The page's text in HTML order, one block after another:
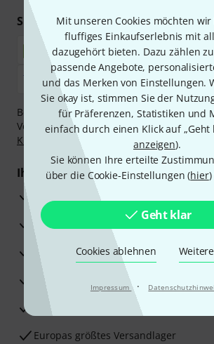
Mit unseren Cookies möchten
fluffiges Einkaufserlebnis mit
dazugehört bieten. Dazu zählen
passende Angebote,
und das Merken von Einstellungen.
Sie okay ist, stimmen Sie der
für Präferenzen, Statistiken und
einfach durch einen Klick auf „Geht
anzeigen).
Sie können Ihre erteilte
über die Cookie-Einstellungen (hier
Geht klar
Cookies ablehnen
Impressum ·
Sicher einkaufen & bezahlen
Bezahlen Sie vertraulich und sicher per
Vorkasse, PayPal, Amazon Pay,Klarna
Klarna Ratenzahlung
oder Kreditkarte.
Ihre Vorteile
3 Jahre Thomann Garantie
30 Tage Money-Back-Garantie
Reparaturservice
Beratung durch Fachexperten
Zufriedenheitsgarantie
Europas größtes Versandlager